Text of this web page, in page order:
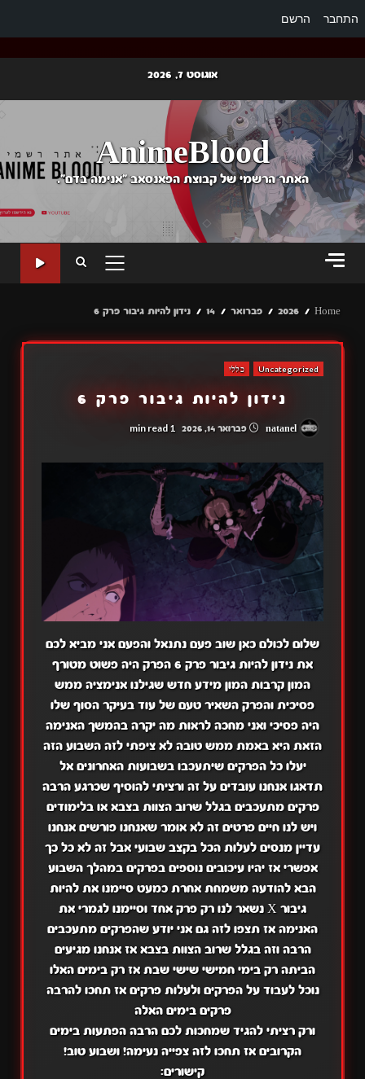
התחבר הרשם
content
אוגוסט 7, 2026
AnimeBlood
האתר הרשמי של קבוצת הפאנסאב "אנימה בדם".
PRIMARY
Home
2026 פברואר 14 נידון להיות גיבור פרק 6
Uncategorized כללי
נידון להיות גיבור פרק 6
פברואר 14, 2026 1 min read
שלום לכולם כאן שוב פעם נתנאל והפעם אני מביא לכם
את נידון להיות גיבור פרק 6 הפרק היה פשוט מטורף
המון קרבות המון מידע חדש שגילנו אנימציה ממש
פסיכית והפרק השאיר טעם של עוד בעיקר הסוף שלו
היה פסיכי ואני מחכה לראות מה יקרה בהמשך האנימה
הזאת היא באמת ממש טובה לא ציפתי לזה השבוע הזה
יעלו כל הפרקים שיתעכבו בשבועות האחרונים אל
תדאגו אנחנו עובדים על זה ורציתי להוסיף שכרגע הרבה
פרקים מתעכבים בגלל שרוב הצוות בצבא או בלימודים
ויש לנו חיים פרטים זה לא אומר שאנחנו פורשים אנחנו
עדיין מנסים לעלות הכל בקצב שבועי אבל זה לא כל כך
אפשרי אז יהיו עיכובים נוספים בפרקים במהלך השבוע
הבא להודעה משמחת אחרת כמעט סיימנו את להיות
גיבור X נשאר לנו רק פרק אחד וסיימנו לגמרי את
האנימה אז תצפו לזה גם אני יודע שהפרקים מתעכבים
הרבה וזה בגלל שרוב הצוות בצבא אז אנחנו מגיעים
הביתה רק בימי חמישי שישי שבת אז רק בימים האלו
נוכל לעבוד על הפרקים ולעלות פרקים אז תחכו להרבה
פרקים בימים האלה
ורק רציתי להגיד שמחכות לכם הרבה הפתעות בימים
הקרובים אז תחכו לזה צפייה נעימה! ושבוע טוב!
קישורים: